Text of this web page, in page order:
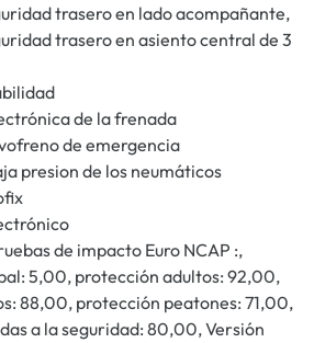
trasero en lado acompañante,
trasero en asiento central de 3
de la frenada
de emergencia
presion de los neumáticos
de impacto Euro NCAP :,
5,00, protección adultos: 92,00,
88,00, protección peatones: 71,00,
a la seguridad: 80,00, Versión